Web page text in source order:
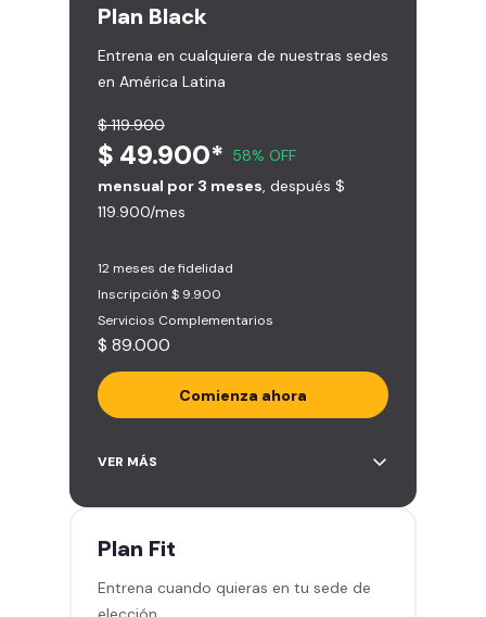
Plan Black
Entrena en cualquiera de nuestras sedes
en América Latina
$ 119.900
$ 49.900* 58% OFF
mensual por 3 meses, después $
119.900/mes
12 meses de fidelidad
Inscripción $ 9.900
Servicios Complementarios
$ 89.000
Comienza ahora
Acceso ilimitado a más de 2.000
Derecho a traer un invitado 5
Smart Spa (Relájate en los sillones
de masajes)
VER MÁS
Plan Fit
Entrena cuando quieras en tu sede de